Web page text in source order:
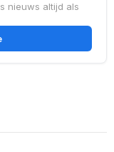
nieuws altijd als